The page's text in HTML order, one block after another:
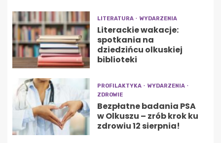
LITERATURA WYDARZENIA
Literackie wakacje:
spotkania na
dziedzińcu olkuskiej
biblioteki
PROFILAKTYKA
WYDARZENIA
ZDROWIE
Bezpłatne badania PSA
w Olkuszu – zrób krok ku
zdrowiu 12 sierpnia!